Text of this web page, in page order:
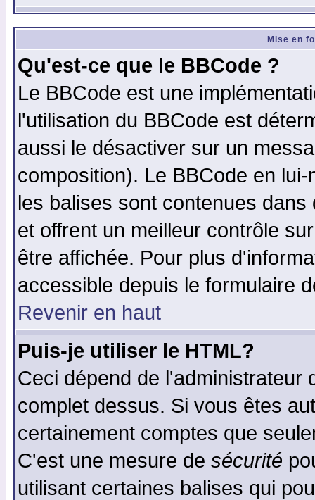
Mise en
Qu'est-ce que le BBCode ?
Le BBCode est une
l'utilisation du BBCode est
aussi le désactiver sur un
composition). Le BBCode en
les balises sont contenues
et offrent un meilleur contrôle
être affichée. Pour plus
accessible depuis le formulaire
Revenir en haut
Puis-je utiliser le HTML?
Ceci dépend de l'administrateur
complet dessus. Si vous êtes
certainement comptes que
C'est une mesure de sécurité
utilisant certaines balises qui